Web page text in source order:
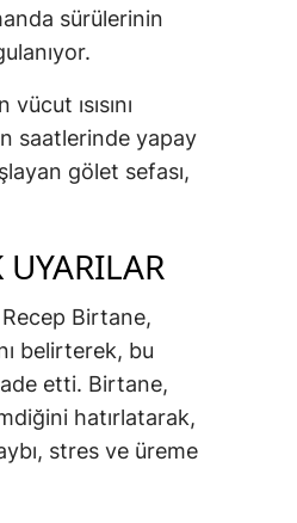
sürülerinin
ısısını
saatlerinde yapay
gölet sefası,
Recep Birtane,
belirterek, bu
etti. Birtane,
hatırlatarak,
stres ve üreme